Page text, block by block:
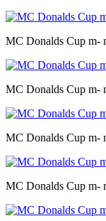
MC Donalds Cup m-
MC Donalds Cup m-
MC Donalds Cup m-
MC Donalds Cup m-